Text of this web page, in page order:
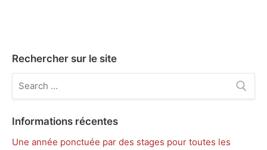
Rechercher sur le site
Informations récentes
Une année ponctuée par des stages pour toutes les